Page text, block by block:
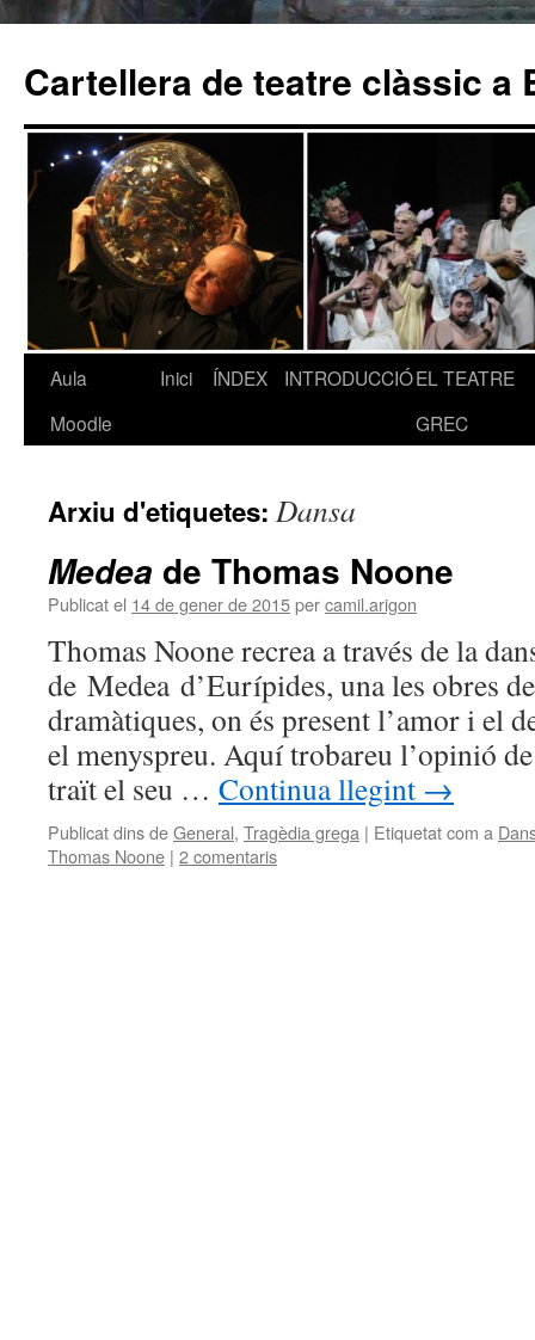
Cartellera de teatre clàssic a
Vés
Aula
Moodle
Inici ÍNDEX INTRODUCCIÓEL TEATRE
GREC
Arxiu d'etiquetes: Dansa
Medea de Thomas Noone
Publicat el 14 de gener de 2015percamil.arigon
Thomas Noone recrea a través de la
de Medea d’Eurípides, una les obres
dramàtiques, on és present l’amor i el
el menyspreu. Aquí trobareu l’opinió
traït el seu … Continua llegint →
Publicat dins deGeneral, Tragèdia grega | Etiquetat com a
Thomas Noone | 2 comentaris